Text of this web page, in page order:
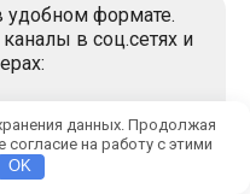
удобном формате.
в соц.сетях и
Канал Telegram
данных. Продолжая
на работу с этими
OK